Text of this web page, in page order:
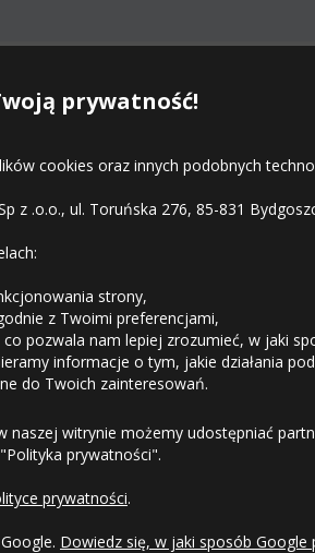
prywatność!
cookies oraz innych podobnych
z .o.o., ul. Toruńska 276, 85-831
strony,
z Twoimi preferencjami,
pozwala nam lepiej zrozumieć, w jaki
informacje o tym, jakie działania
do Twoich zainteresowań.
witrynie możemy udostępniać
prywatności".
prywatności.
Dowiedz się, w jaki sposób
rozmiary opon
Odstąpienie od